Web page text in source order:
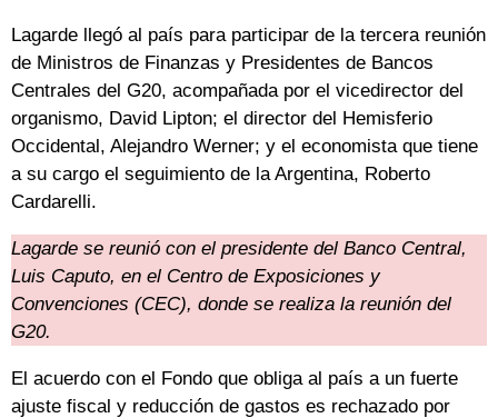
Lagarde llegó al país para participar de la tercera reunión
de Ministros de Finanzas y Presidentes de Bancos
Centrales del G20, acompañada por el vicedirector del
organismo, David Lipton; el director del Hemisferio
Occidental, Alejandro Werner; y el economista que tiene
a su cargo el seguimiento de la Argentina, Roberto
Cardarelli.
Lagarde se reunió con el presidente del Banco Central,
Luis Caputo, en el Centro de Exposiciones y
Convenciones (CEC), donde se realiza la reunión del
G20.
El acuerdo con el Fondo que obliga al país a un fuerte
ajuste fiscal y reducción de gastos es rechazado por